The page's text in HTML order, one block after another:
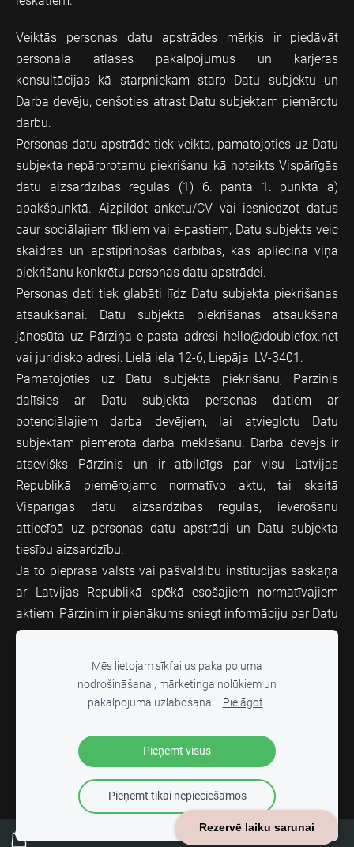
Rezervē laiku sarunai
Veiktās personas datu apstrādes mērķis ir piedāvāt
personāla atlases pakalpojumus un karjeras
konsultācijas kā starpniekam starp Datu subjektu un
Darba devēju, cenšoties atrast Datu subjektam piemērotu
darbu.
Personas datu apstrāde tiek veikta, pamatojoties uz Datu
subjekta nepārprotamu piekrišanu, kā noteikts Vispārīgās
datu aizsardzības regulas (1) 6. panta 1. punkta a)
apakšpunktā. Aizpildot anketu/CV vai iesniedzot datus
caur sociālajiem tīkliem vai e-pastiem, Datu subjekts veic
skaidras un apstiprinošas darbības, kas apliecina viņa
piekrišanu konkrētu personas datu apstrādei.
Personas dati tiek glabāti līdz Datu subjekta piekrišanas
atsaukšanai. Datu subjekta piekrišanas atsaukšana
jānosūta uz Pārziņa e-pasta adresi hello@doublefox.net
vai juridisko adresi: Lielā iela 12-6, Liepāja, LV-3401.
Pamatojoties uz Datu subjekta piekrišanu, Pārzinis
dalīsies ar Datu subjekta personas datiem ar
potenciālajiem darba devējiem, lai atvieglotu Datu
subjektam piemērota darba meklēšanu. Darba devējs ir
atsevišķs Pārzinis un ir atbildīgs par visu Latvijas
Republikā piemērojamo normatīvo aktu, tai skaitā
Vispārīgās datu aizsardzības regulas, ievērošanu
attiecībā uz personas datu apstrādi un Datu subjekta
tiesību aizsardzību.
Ja to pieprasa valsts vai pašvaldību institūcijas saskaņā
ar Latvijas Republikā spēkā esošajiem normatīvajiem
aktiem, Pārzinim ir pienākums sniegt informāciju par Datu
subjektu.
SĪKDATNES
Visas tiesības pieder© 2023SIA "Doublefox"
Sīkfailu politikaIPrivātuma politika
Mēs lietojam sīkfailus pakalpojuma
nodrošināšanai, mārketinga nolūkiem un
pakalpojuma uzlabošanai. Pielāgot
Pieņemt visus
Pieņemt tikai nepieciešamos